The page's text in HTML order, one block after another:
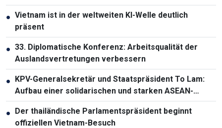
● Vietnam ist in der weltweiten KI-Welle deutlich
präsent
● 33. Diplomatische Konferenz: Arbeitsqualität der
Auslandsvertretungen verbessern
● KPV-Generalsekretär und Staatspräsident To Lam:
Aufbau einer solidarischen und starken ASEAN-
Gemeinschaft
● Der thailändische Parlamentspräsident beginnt
offiziellen Vietnam-Besuch